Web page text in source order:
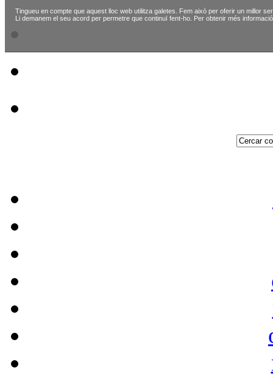
Tingueu en compte que aquest lloc web utilitza galetes. Fem això per oferir un millor
Li demanem el seu acord per permetre que continuï fent-ho. Per obtenir més